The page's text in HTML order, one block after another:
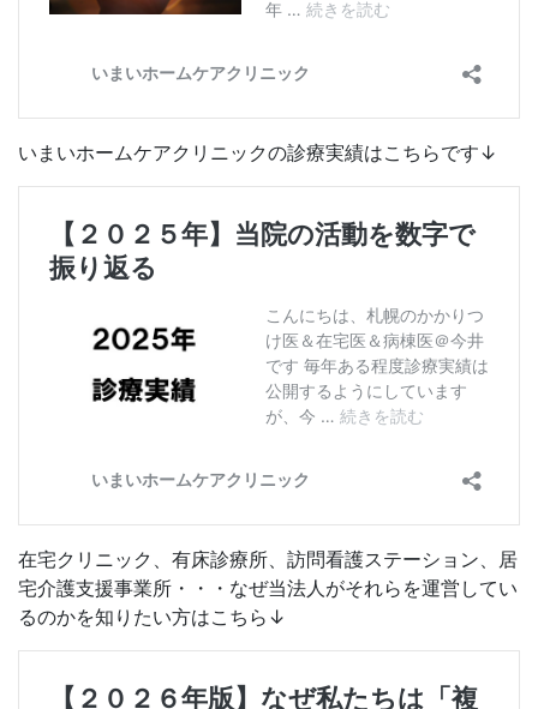
いまいホームケアクリニックの診療実績はこちらです↓
在宅クリニック、有床診療所、訪問看護ステーション、居
宅介護支援事業所・・・なぜ当法人がそれらを運営してい
るのかを知りたい方はこちら↓